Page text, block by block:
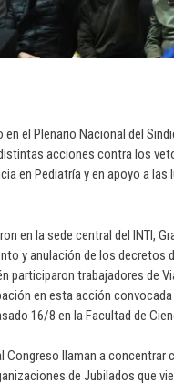
el Plenario Nacional del
acciones contra los
en Pediatría y en apoyo a
en la sede central del INTI,
y anulación de los decretos
participaron trabajadores de
en esta acción
16/8 en la Facultad de
Congreso llaman a
de Jubilados que